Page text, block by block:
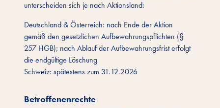
unterscheiden sich je nach Aktionsland:
Deutschland & Österreich: nach Ende der Aktion
gemäß den gesetzlichen Aufbewahrungspflichten (§
257 HGB); nach Ablauf der Aufbewahrungsfrist erfolgt
die endgültige Löschung
Schweiz: spätestens zum 31.12.2026
Betroffenenrechte